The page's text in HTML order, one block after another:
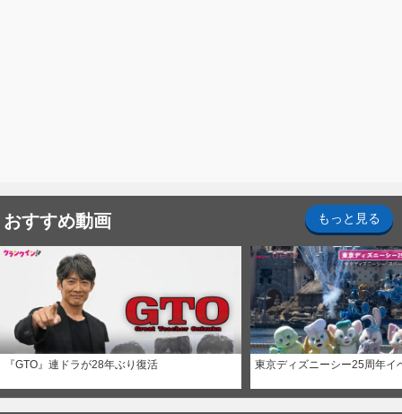
おすすめ動画 もっと見る
『GTO』連ドラが28年ぶり復活 東京ディズニーシー25周年イ